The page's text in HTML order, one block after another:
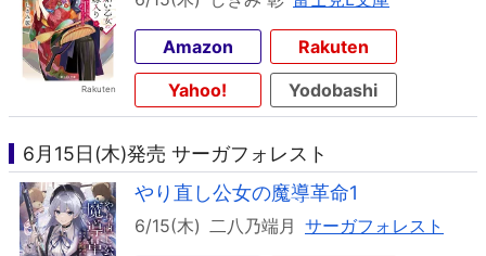
Amazon
Rakuten
Yahoo!
Yodobashi
6月15日(木)発売 サーガフォレスト
やり直し公女の魔導革命1
6/15(木) 二八乃端月 サーガフォレスト